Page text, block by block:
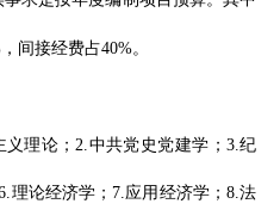
间接经费占40%。
义理论；2.中共党史党建学；3.纪
理论经济学；7.应用经济学；8.法